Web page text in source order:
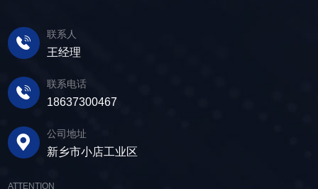
联系人
王经理
联系电话
18637300467
公司地址
新乡市小店工业区
ATTENTION